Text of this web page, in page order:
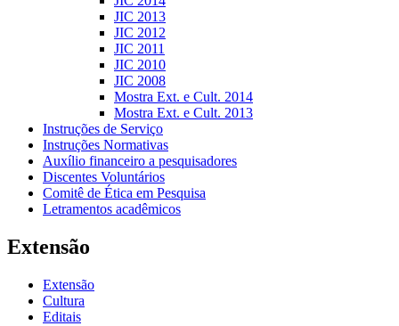
JIC 2013
JIC 2012
JIC 2011
JIC 2010
JIC 2008
Mostra Ext. e Cult. 2014
Mostra Ext. e Cult. 2013
Instruções de Serviço
Instruções Normativas
Auxílio financeiro a pesquisadores
Discentes Voluntários
Comitê de Ética em Pesquisa
Letramentos acadêmicos
Extensão
Extensão
Cultura
Editais